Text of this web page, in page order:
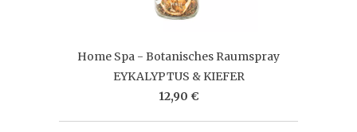
Home Spa - Botanisches Raumspray
EYKALYPTUS & KIEFER
12,90 €